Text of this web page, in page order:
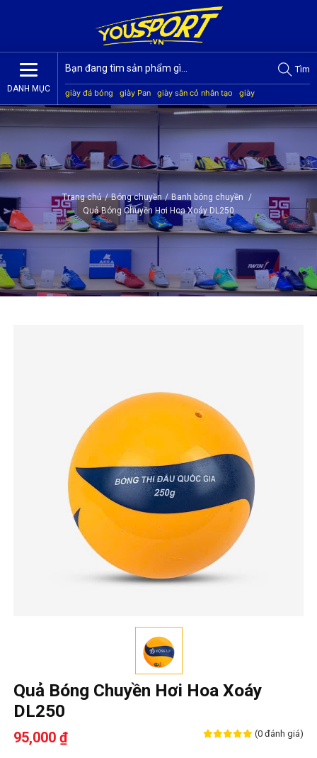
DANH MỤC
Tìm
giày đá bóng giày Pan giày sân cỏ nhân tạo
giày
Jogarbola
giày Mitre giày Akka quần áo bóng đá
giày
Trang chủ / Bóng chuyền / Banh bóng chuyền /
Quả Bóng Chuyền Hơi Hoa Xoáy DL250
Quả Bóng Chuyền Hơi Hoa Xoáy
DL250
95,000 ₫ (0 đánh giá)